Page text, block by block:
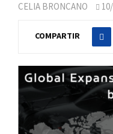
CELIA BRONCANO
COMPARTIR